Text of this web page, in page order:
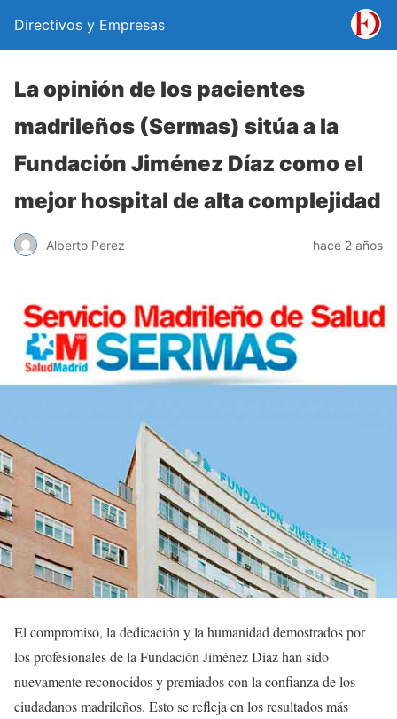
Directivos y Empresas
La opinión de los pacientes
madrileños (Sermas) sitúa a la
Fundación Jiménez Díaz como el
mejor hospital de alta complejidad
Alberto Perez hace 2 años
El compromiso, la dedicación y la humanidad demostrados por
los profesionales de la Fundación Jiménez Díaz han sido
nuevamente reconocidos y premiados con la confianza de los
ciudadanos madrileños. Esto se refleja en los resultados más